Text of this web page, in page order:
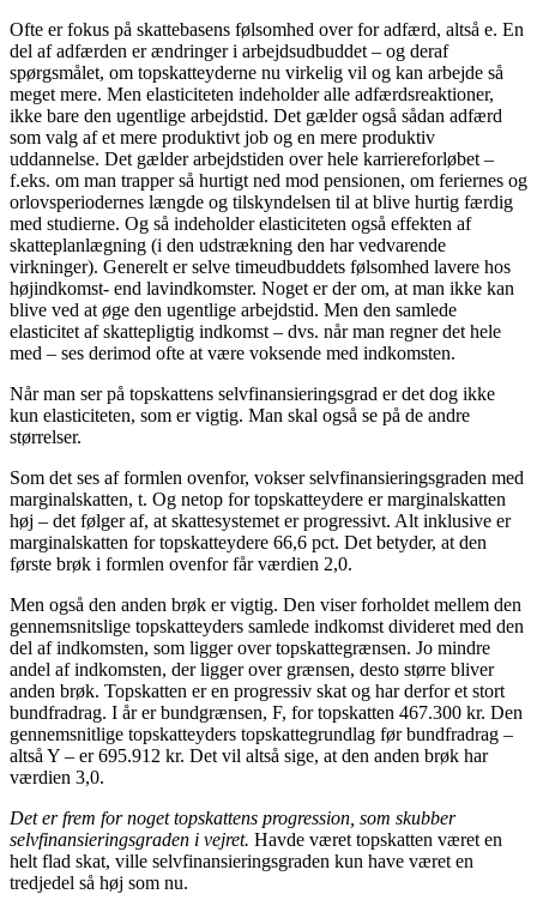
Ofte er fokus på skattebasens følsomhed over for adfærd, altså e. En
del af adfærden er ændringer i arbejdsudbuddet – og deraf
spørgsmålet, om topskatteyderne nu virkelig vil og kan arbejde så
meget mere. Men elasticiteten indeholder alle adfærdsreaktioner,
ikke bare den ugentlige arbejdstid. Det gælder også sådan adfærd
som valg af et mere produktivt job og en mere produktiv
uddannelse. Det gælder arbejdstiden over hele karriereforløbet –
f.eks. om man trapper så hurtigt ned mod pensionen, om feriernes og
orlovsperiodernes længde og tilskyndelsen til at blive hurtig færdig
med studierne. Og så indeholder elasticiteten også effekten af
skatteplanlægning (i den udstrækning den har vedvarende
virkninger). Generelt er selve timeudbuddets følsomhed lavere hos
højindkomst- end lavindkomster. Noget er der om, at man ikke kan
blive ved at øge den ugentlige arbejdstid. Men den samlede
elasticitet af skattepligtig indkomst – dvs. når man regner det hele
med – ses derimod ofte at være voksende med indkomsten.
Når man ser på topskattens selvfinansieringsgrad er det dog ikke
kun elasticiteten, som er vigtig. Man skal også se på de andre
størrelser.
Som det ses af formlen ovenfor, vokser selvfinansieringsgraden med
marginalskatten, t. Og netop for topskatteydere er marginalskatten
høj – det følger af, at skattesystemet er progressivt. Alt inklusive er
marginalskatten for topskatteydere 66,6 pct. Det betyder, at den
første brøk i formlen ovenfor får værdien 2,0.
Men også den anden brøk er vigtig. Den viser forholdet mellem den
gennemsnitslige topskatteyders samlede indkomst divideret med den
del af indkomsten, som ligger over topskattegrænsen. Jo mindre
andel af indkomsten, der ligger over grænsen, desto større bliver
anden brøk. Topskatten er en progressiv skat og har derfor et stort
bundfradrag. I år er bundgrænsen, F, for topskatten 467.300 kr. Den
gennemsnitlige topskatteyders topskattegrundlag før bundfradrag –
altså Y – er 695.912 kr. Det vil altså sige, at den anden brøk har
værdien 3,0.
Det er frem for noget topskattens progression, som skubber
selvfinansieringsgraden i vejret. Havde været topskatten været en
helt flad skat, ville selvfinansieringsgraden kun have været en
tredjedel så høj som nu.